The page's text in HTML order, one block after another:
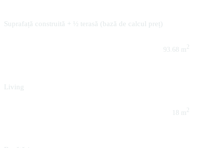
Suprafață construită + ½ terasă (bază de calcul preț)
93.68 m2
Living
18 m 2